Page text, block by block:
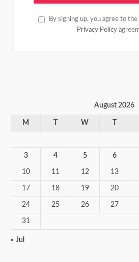
By signing up, you agree to
Privacy Policy
August 2026
M T W T
3 4 5 6
10 11 12 13
17 18 19 20
24 25 26 27
31
« Jul